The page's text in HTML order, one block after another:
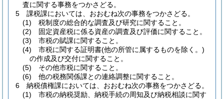
査に関する事務をつかさどる。
5
課税課においては、おおむね次の事務をつかさどる。
(1)
税制度の総合的な調査及び研究に関すること。
(2)
固定資産税に係る資産の調査及び評価に関すること。
(3)
市税の賦課に関すること。
(4)
市税に関する証明書(他の所管に属するものを除く。)
の作成及び交付に関すること。
(5)
その他市税に関すること。
(6)
他の税務関係課との連絡調整に関すること。
6
納税債権課においては、おおむね次の事務をつかさどる。
(1)
市税の納税奨励、納税手続の周知及び納税相談に関す